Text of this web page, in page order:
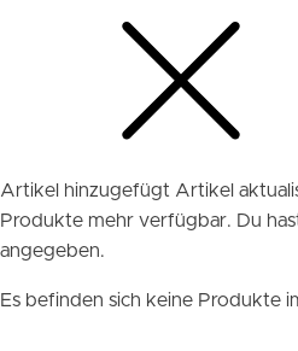
Artikel hinzugefügt Artikel
Produkte mehr verfügbar. Du
angegeben.
Es befinden sich keine Produkte